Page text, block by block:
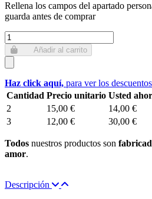
Rellena los campos del apartado
guarda antes de comprar
Añadir al carrito
Haz click aquí, para ver los
Cantidad Precio unitario Usted
2
15,00 €
14,00 €
3
12,00 € 30,00 €
Todos nuestros productos son
amor.
Descripción